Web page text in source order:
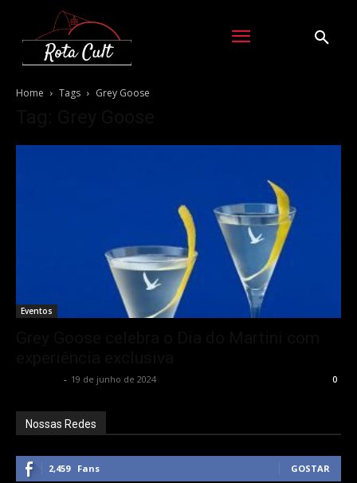
Home Tags Grey Goose
Eventos
- 19 de junho de 2024 0
Nossas Redes
2,459 Fans GOSTAR